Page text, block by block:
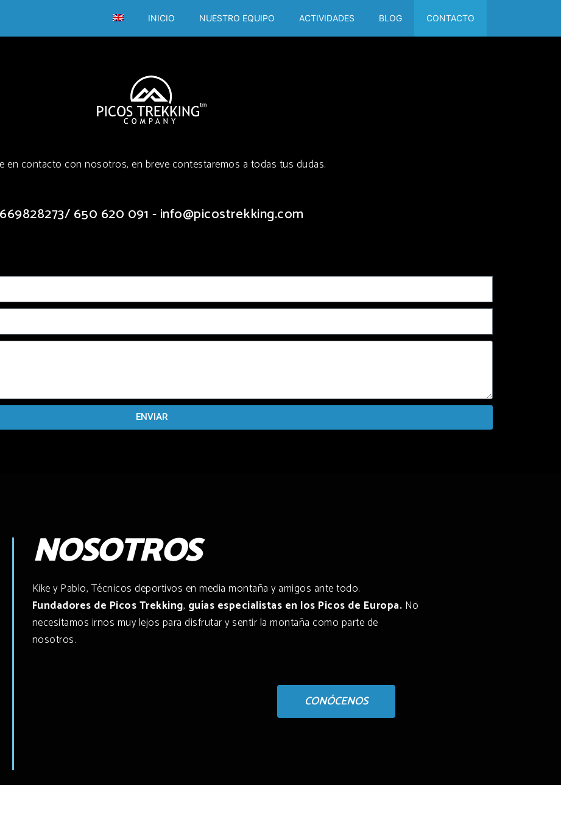
INICIO NUESTRO EQUIPO ACTIVIDADES BLOG CONTACTO
en contacto con nosotros, en breve contestaremos a todas tus dudas.
669828273/ 650 620 091 - info@picostrekking.com
ENVIAR
NOSOTROS
Kike y Pablo, Técnicos deportivos en media montaña y amigos ante todo.
Fundadores de Picos Trekking, guías especialistas en los Picos de Europa. No
necesitamos irnos muy lejos para disfrutar y sentir la montaña como parte de
nosotros.
CONÓCENOS